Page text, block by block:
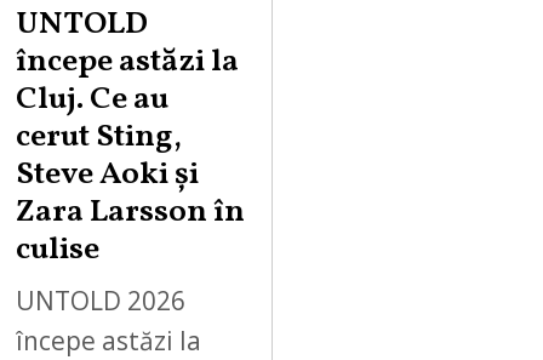
UNTOLD
începe astăzi la
Cluj. Ce au
cerut Sting,
Steve Aoki și
Zara Larsson în
culise
UNTOLD 2026
începe astăzi la